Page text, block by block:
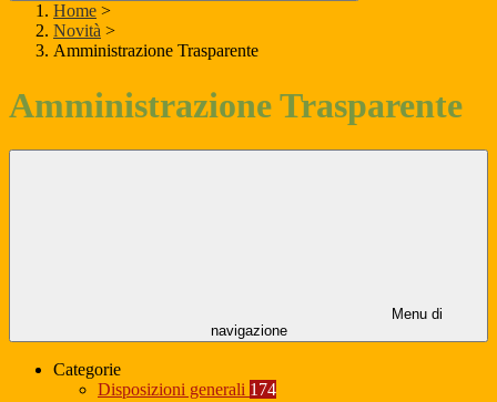
Home >
Novità >
Amministrazione Trasparente
Amministrazione Trasparente
Menu di
navigazione
Categorie
Disposizioni generali 174